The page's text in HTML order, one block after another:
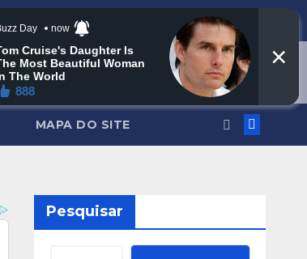
MAPA DO SITE
Pesquisar